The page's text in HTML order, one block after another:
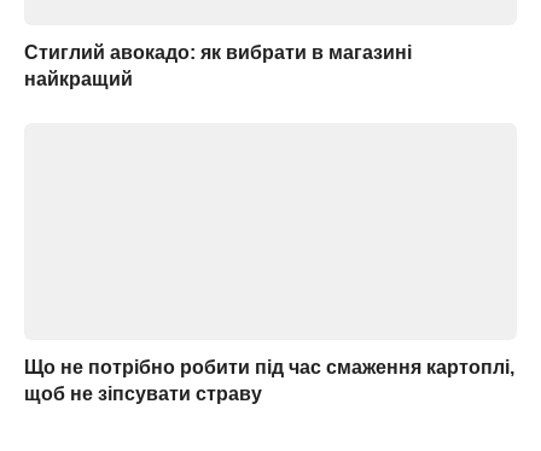
Стиглий авокадо: як вибрати в магазині
найкращий
Що не потрібно робити під час смаження картоплі,
щоб не зіпсувати страву